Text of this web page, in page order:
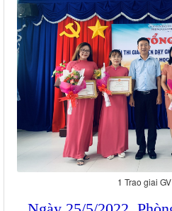
1 Trao giai